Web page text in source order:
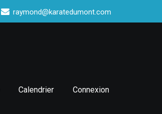
raymond@karatedumont.com
Calendrier Connexion